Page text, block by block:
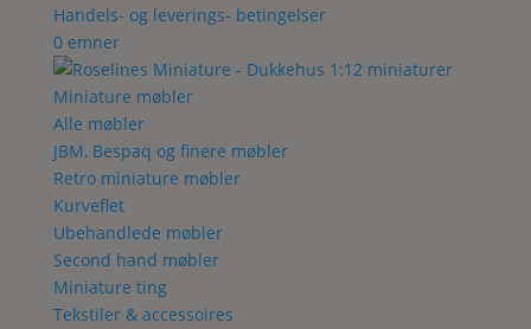
Handels- og leverings- betingelser
0 emner
Miniature møbler
Alle møbler
JBM, Bespaq og finere møbler
Retro miniature møbler
Kurveflet
Ubehandlede møbler
Second hand møbler
Miniature ting
Tekstiler & accessoires